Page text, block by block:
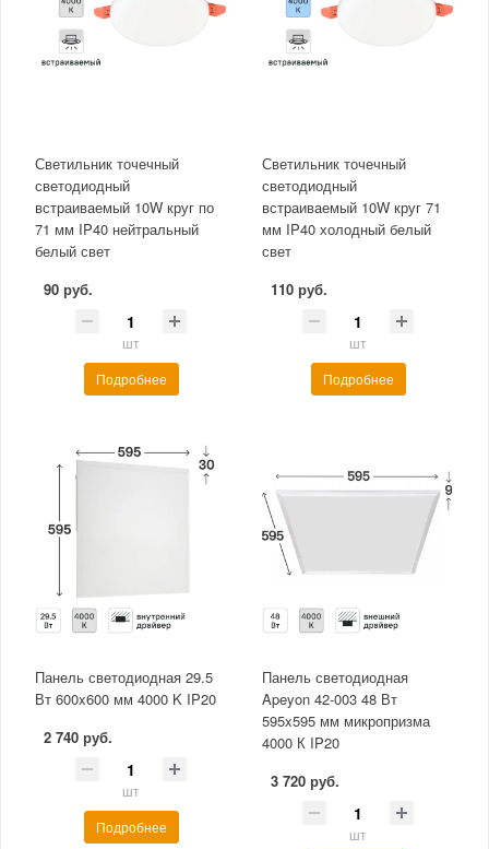
Светильник точечный
светодиодный
встраиваемый 10W круг по
71 мм IP40 нейтральный
белый свет
90 руб.
шт
Подробнее
Светильник точечный
светодиодный
встраиваемый 10W круг 71
мм IP40 холодный белый
свет
110 руб.
шт
Подробнее
Панель светодиодная 29.5
Вт 600x600 мм 4000 K IP20
2 740 руб.
шт
Подробнее
Панель светодиодная
Apeyon 42-003 48 Вт
595x595 мм микропризма
4000 К IP20
3 720 руб.
шт